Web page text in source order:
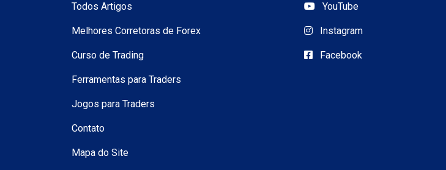
Todos Artigos
Melhores Corretoras de Forex
Curso de Trading
Ferramentas para Traders
Jogos para Traders
Contato
Mapa do Site
YouTube
Instagram
Facebook